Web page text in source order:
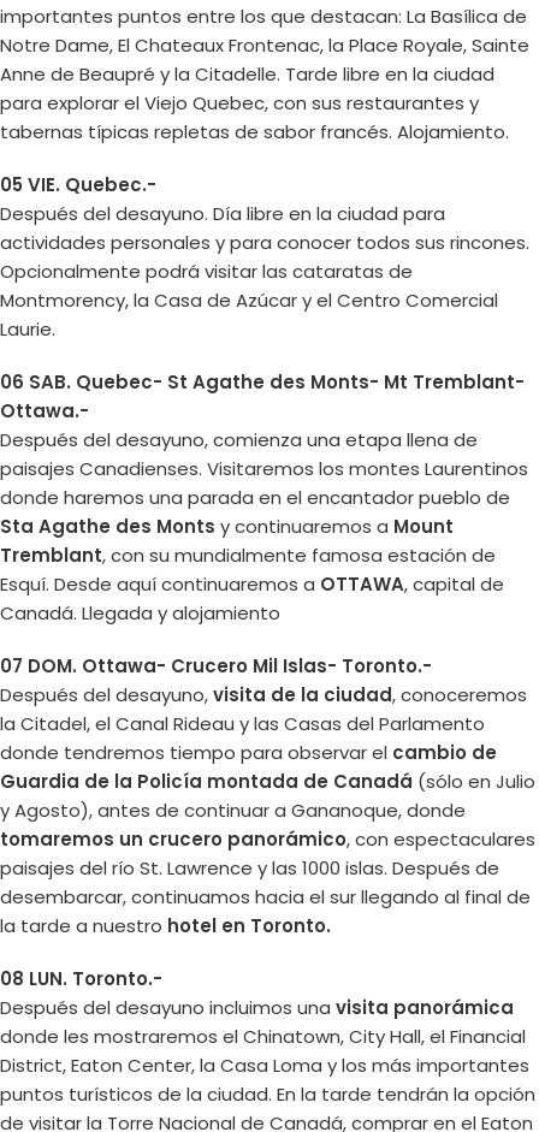
importantes puntos entre los que destacan: La Basílica de
Notre Dame, El Chateaux Frontenac, la Place Royale, Sainte
Anne de Beaupré y la Citadelle. Tarde libre en la ciudad
para explorar el Viejo Quebec, con sus restaurantes y
tabernas típicas repletas de sabor francés. Alojamiento.
05 VIE. Quebec.-
Después del desayuno. Día libre en la ciudad para
actividades personales y para conocer todos sus rincones.
Opcionalmente podrá visitar las cataratas de
Montmorency, la Casa de Azúcar y el Centro Comercial
Laurie.
06 SAB. Quebec- St Agathe des Monts- Mt Tremblant-
Ottawa.-
Después del desayuno, comienza una etapa llena de
paisajes Canadienses. Visitaremos los montes Laurentinos
donde haremos una parada en el encantador pueblo de
Sta Agathe des Monts y continuaremos a Mount
Tremblant, con su mundialmente famosa estación de
Esquí. Desde aquí continuaremos a OTTAWA, capital de
Canadá. Llegada y alojamiento
07 DOM. Ottawa- Crucero Mil Islas- Toronto.-
Después del desayuno,visita de la ciudad, conoceremos
la Citadel, el Canal Rideau y las Casas del Parlamento
donde tendremos tiempo para observar el cambio de
Guardia de la Policía montada de Canadá (sólo en Julio
y Agosto), antes de continuar a Gananoque, donde
tomaremos un crucero panorámico, con espectaculares
paisajes del río St. Lawrence y las 1000 islas. Después de
desembarcar, continuamos hacia el sur llegando al final de
la tarde a nuestro hotel en Toronto.
08 LUN. Toronto.-
Después del desayuno incluimos una visita panorámica
donde les mostraremos el Chinatown, City Hall, el Financial
District, Eaton Center, la Casa Loma y los más importantes
puntos turísticos de la ciudad. En la tarde tendrán la opción
de visitar la Torre Nacional de Canadá, comprar en el Eaton